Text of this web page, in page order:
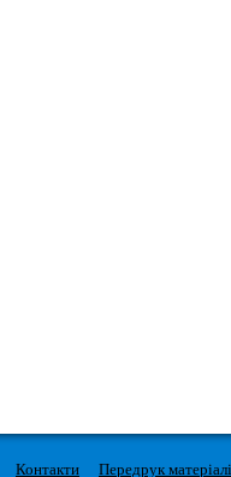
Контакти
Передрук